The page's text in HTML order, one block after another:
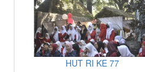
HUT RI KE 77
(17 Foto)